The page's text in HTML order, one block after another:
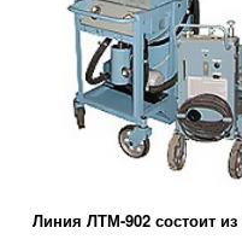
Линия ЛТМ-902 состоит